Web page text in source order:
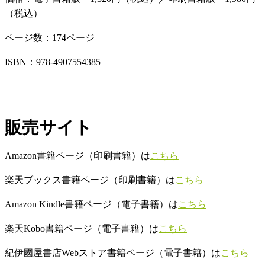
（税込）
ページ数：174ページ
ISBN： 978-4907554385
販売サイト
Amazon書籍ページ（印刷書籍）はこちら
楽天ブックス書籍ページ（印刷書籍）はこちら
Amazon Kindle書籍ページ（電子書籍）はこちら
楽天Kobo書籍ページ（電子書籍）はこちら
紀伊國屋書店Webストア書籍ページ（電子書籍）はこちら